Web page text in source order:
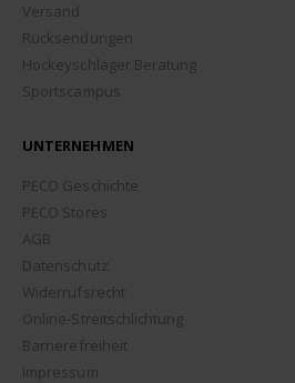
Versand
Rücksendungen
Hockeyschläger Beratung
Sportscampus
UNTERNEHMEN
PECO Geschichte
PECO Stores
AGB
Datenschutz
Widerrufsrecht
Online-Streitschlichtung
Barrierefreiheit
Impressum